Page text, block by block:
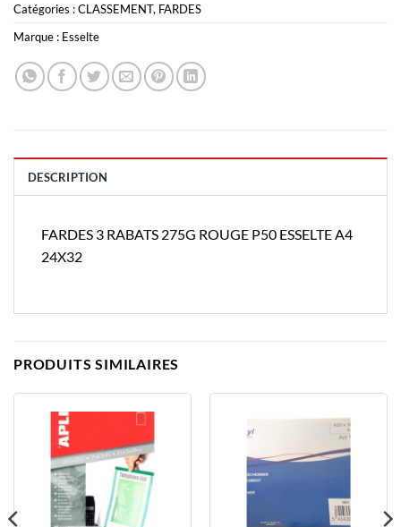
Catégories :CLASSEMENT, FARDES
Marque : Esselte
DESCRIPTION
FARDES 3 RABATS 275G ROUGE P50 ESSELTE A4
24X32
PRODUITS SIMILAIRES